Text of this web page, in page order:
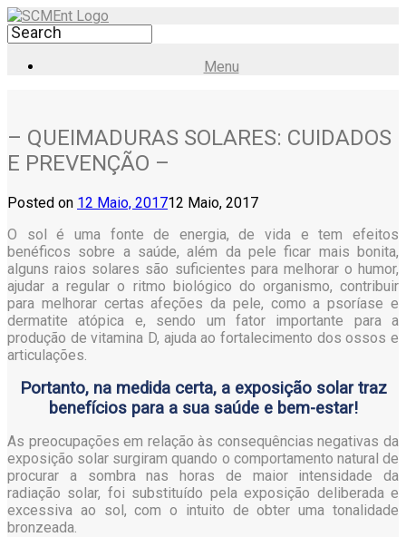
Menu
– QUEIMADURAS SOLARES: CUIDADOS
E PREVENÇÃO –
Posted on 12 Maio, 201712 Maio, 2017
O sol é uma fonte de energia, de vida e tem efeitos
benéficos sobre a saúde, além da pele ficar mais bonita,
alguns raios solares são suficientes para melhorar o humor,
ajudar a regular o ritmo biológico do organismo, contribuir
para melhorar certas afeções da pele, como a psoríase e
dermatite atópica e, sendo um fator importante para a
produção de vitamina D, ajuda ao fortalecimento dos ossos e
articulações.
Portanto, na medida certa, a exposição solar traz
benefícios para a sua saúde e bem-estar!
As preocupações em relação às consequências negativas da
exposição solar surgiram quando o comportamento natural de
procurar a sombra nas horas de maior intensidade da
radiação solar, foi substituído pela exposição deliberada e
excessiva ao sol, com o intuito de obter uma tonalidade
bronzeada.